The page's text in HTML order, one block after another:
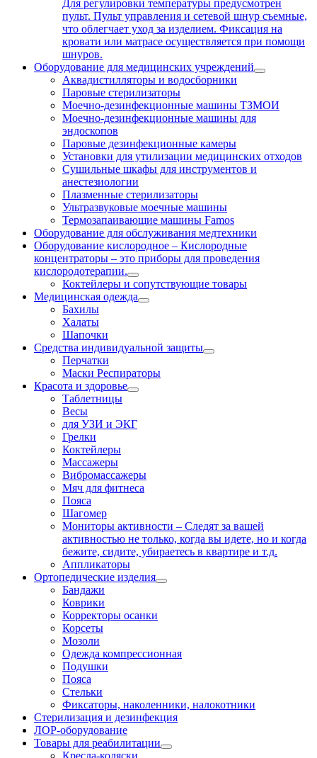
Для регулировки температуры предусмотрен
пульт. Пульт управления и сетевой шнур съемные,
что облегчает уход за изделием. Фиксация на
кровати или матрасе осуществляется при помощи
шнуров.
Оборудование для медицинских учреждений
Аквадистилляторы и водосборники
Паровые стерилизаторы
Моечно-дезинфекционные машины ТЗМОИ
Моечно-дезинфекционные машины для
эндоскопов
Паровые дезинфекционные камеры
Установки для утилизации медицинских отходов
Сушильные шкафы для инструментов и
анестезиологии
Плазменные стерилизаторы
Ультразвуковые моечные машины
Термозапаивающие машины Famos
Оборудование для обслуживания медтехники
Оборудование кислородное – Кислородные
концентраторы – это приборы для проведения
кислородотерапии.
Коктейлеры и сопутствующие товары
Медицинская одежда
Бахилы
Халаты
Шапочки
Средства индивидуальной защиты
Перчатки
Маски Респираторы
Красота и здоровье
Таблетницы
Весы
для УЗИ и ЭКГ
Грелки
Коктейлеры
Массажеры
Вибромассажеры
Мяч для фитнеса
Пояса
Шагомер
Мониторы активности – Следят за вашей
активностью не только, когда вы идете, но и когда
бежите, сидите, убираетесь в квартире и т.д.
Аппликаторы
Ортопедические изделия
Бандажи
Коврики
Корректоры осанки
Корсеты
Мозоли
Одежда компрессионная
Подушки
Пояса
Стельки
Фиксаторы, наколенники, налокотники
Стерилизация и дезинфекция
ЛОР-оборудование
Товары для реабилитации
Кресла-коляски